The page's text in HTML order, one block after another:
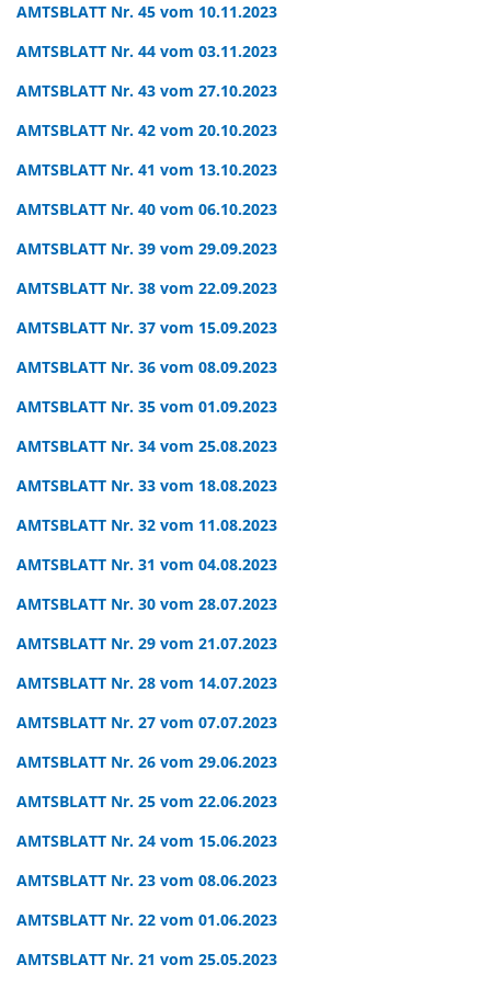
AMTSBLATT Nr. 45 vom 10.11.2023
AMTSBLATT Nr. 44 vom 03.11.2023
AMTSBLATT Nr. 43 vom 27.10.2023
AMTSBLATT Nr. 42 vom 20.10.2023
AMTSBLATT Nr. 41 vom 13.10.2023
AMTSBLATT Nr. 40 vom 06.10.2023
AMTSBLATT Nr. 39 vom 29.09.2023
AMTSBLATT Nr. 38 vom 22.09.2023
AMTSBLATT Nr. 37 vom 15.09.2023
AMTSBLATT Nr. 36 vom 08.09.2023
AMTSBLATT Nr. 35 vom 01.09.2023
AMTSBLATT Nr. 34 vom 25.08.2023
AMTSBLATT Nr. 33 vom 18.08.2023
AMTSBLATT Nr. 32 vom 11.08.2023
AMTSBLATT Nr. 31 vom 04.08.2023
AMTSBLATT Nr. 30 vom 28.07.2023
AMTSBLATT Nr. 29 vom 21.07.2023
AMTSBLATT Nr. 28 vom 14.07.2023
AMTSBLATT Nr. 27 vom 07.07.2023
AMTSBLATT Nr. 26 vom 29.06.2023
AMTSBLATT Nr. 25 vom 22.06.2023
AMTSBLATT Nr. 24 vom 15.06.2023
AMTSBLATT Nr. 23 vom 08.06.2023
AMTSBLATT Nr. 22 vom 01.06.2023
AMTSBLATT Nr. 21 vom 25.05.2023